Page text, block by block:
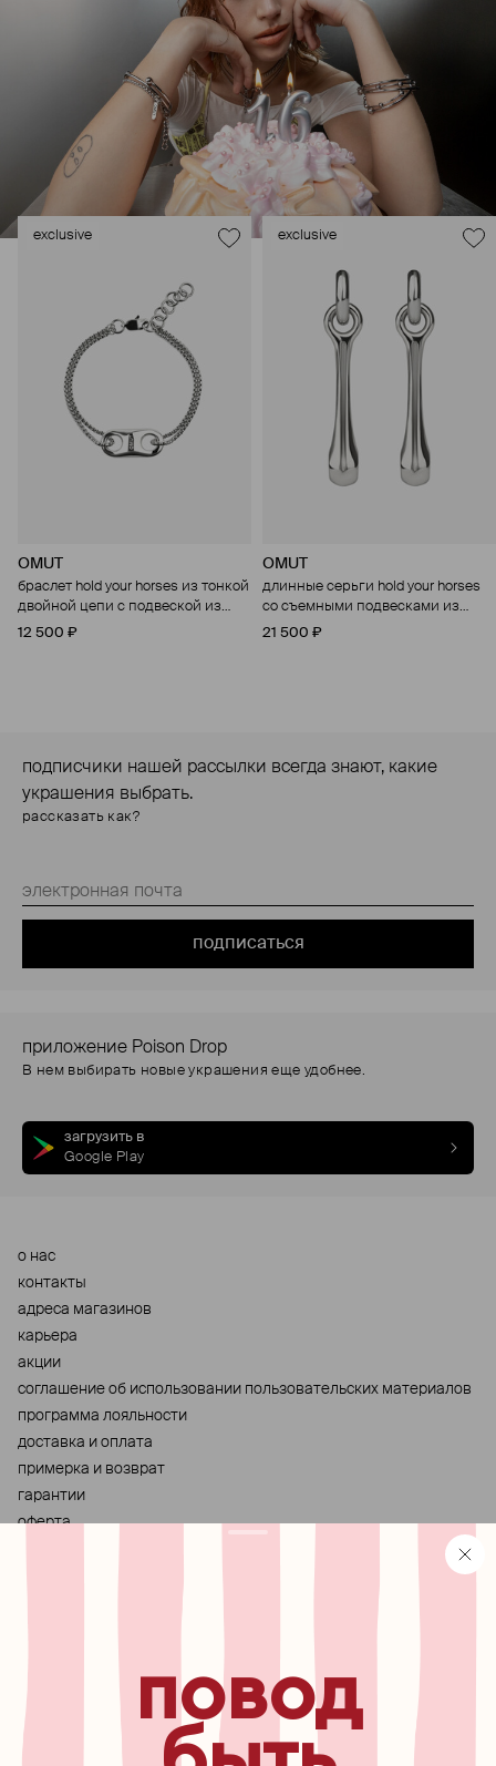
музыкальные исполнители и лидеры мнений: Алексей
Сухарев, Андрей Toxi$, Валя Карнавал и многие другие.
Эксклюзивно для Poison Drop бренд выпустил коллекцию
HOLD YOUR HORSES (Придержи своих коней),
вдохновленную удилами для контроля лошадей: не через
силу, а через точность давления.
exclusive
OMUT
браслет hold your horses из тонкой
двойной цепи с подвеской из
бронзы с родиевым покрытием
12 500 ₽
exclusive
OMUT
длинные серьги hold your horses
со съемными подвесками из
бронзы с родиевым покрытием
21 500 ₽
подписчики нашей рассылки всегда знают, какие
украшения выбрать.
рассказать как?
подписаться
приложение Poison Drop
В нем выбирать новые украшения еще удобнее.
загрузить в
Google Play
о нас
контакты
адреса магазинов
карьера
акции
cоглашение об использовании пользовательских материалов
программа лояльности
доставка и оплата
примерка и возврат
гарантии
оферта
узнавайте первыми о
новинках, специальных
мероприятиях, скидках иповод